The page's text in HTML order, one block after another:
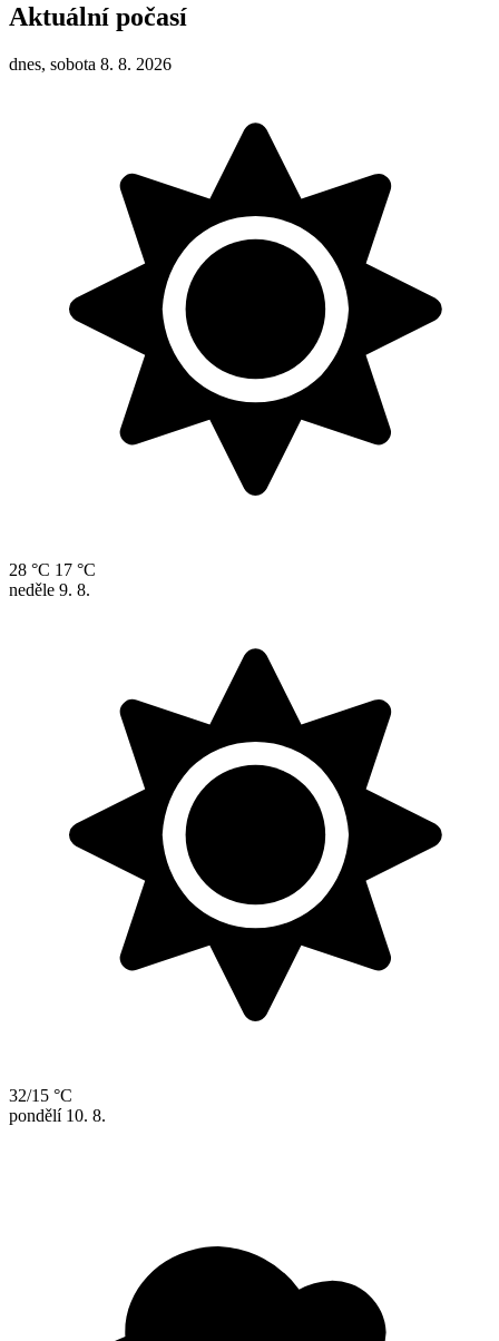
Aktuální počasí
dnes, sobota 8. 8. 2026
28 °C 17 °C
neděle 9. 8.
32/15 °C
pondělí 10. 8.